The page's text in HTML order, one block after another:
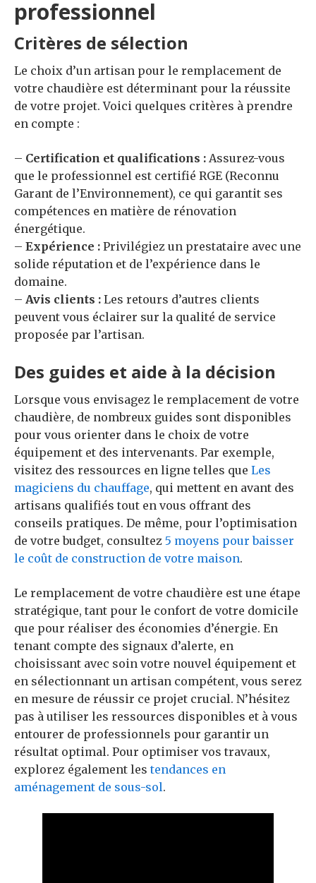
professionnel
Critères de sélection
Le choix d’un artisan pour le remplacement de
votre chaudière est déterminant pour la réussite
de votre projet. Voici quelques critères à prendre
en compte :
– Certification et qualifications : Assurez-vous
que le professionnel est certifié RGE (Reconnu
Garant de l’Environnement), ce qui garantit ses
compétences en matière de rénovation
énergétique.
– Expérience : Privilégiez un prestataire avec une
solide réputation et de l’expérience dans le
domaine.
– Avis clients : Les retours d’autres clients
peuvent vous éclairer sur la qualité de service
proposée par l’artisan.
Des guides et aide à la décision
Lorsque vous envisagez le remplacement de votre
chaudière, de nombreux guides sont disponibles
pour vous orienter dans le choix de votre
équipement et des intervenants. Par exemple,
visitez des ressources en ligne telles que Les
magiciens du chauffage, qui mettent en avant des
artisans qualifiés tout en vous offrant des
conseils pratiques. De même, pour l’optimisation
de votre budget, consultez 5 moyens pour baisser
le coût de construction de votre maison.
Le remplacement de votre chaudière est une étape
stratégique, tant pour le confort de votre domicile
que pour réaliser des économies d’énergie. En
tenant compte des signaux d’alerte, en
choisissant avec soin votre nouvel équipement et
en sélectionnant un artisan compétent, vous serez
en mesure de réussir ce projet crucial. N’hésitez
pas à utiliser les ressources disponibles et à vous
entourer de professionnels pour garantir un
résultat optimal. Pour optimiser vos travaux,
explorez également les tendances en
aménagement de sous-sol.